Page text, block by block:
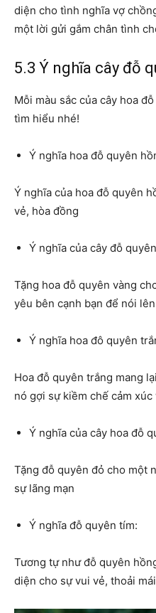
diện cho tình nghĩa vợ
một lời gửi gắm chân tình
5.3 Ý nghĩa cây đỗ
Mỗi màu sắc của cây hoa
tìm hiểu nhé!
Ý nghĩa hoa đỗ quyên
Ý nghĩa của hoa đỗ quyên
vẻ, hòa đồng
Ý nghĩa của cây đỗ
Tặng hoa đỗ quyên vàng
yêu bên cạnh bạn để nói
Ý nghĩa hoa đô quyên
Hoa đỗ quyên trắng mang
nó gợi sự kiềm chế cảm
Ý nghĩa của cây hoa đỗ
Tặng đỗ quyên đỏ cho một
sự lãng mạn
Ý nghĩa đỗ quyên tím:
Tương tự như đỗ quyên
diện cho sự vui vẻ, thoải